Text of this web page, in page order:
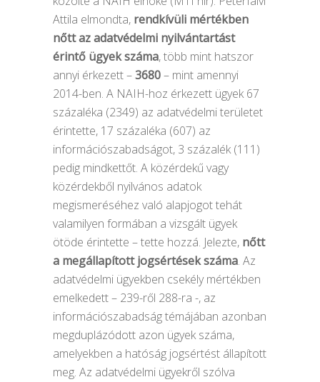
Attila elmondta, rendkívüli mértékben
nőtt az adatvédelmi nyilvántartást
érintő ügyek száma, több mint hatszor
annyi érkezett –3680– mint amennyi
2014-ben. A NAIH-hoz érkezett ügyek 67
százaléka (2349) az adatvédelmi területet
érintette, 17 százaléka (607) az
információszabadságot, 3 százalék (111)
pedig mindkettőt. A közérdekű vagy
közérdekből nyilvános adatok
megismeréséhez való alapjogot tehát
valamilyen formában a vizsgált ügyek
ötöde érintette – tette hozzá. Jelezte, nőtt
a megállapított jogsértések száma. Az
adatvédelmi ügyekben csekély mértékben
emelkedett – 239-ről 288-ra -, az
információszabadság témájában azonban
megduplázódott azon ügyek száma,
amelyekben a hatóság jogsértést állapított
meg. Az adatvédelmi ügyekről szólva